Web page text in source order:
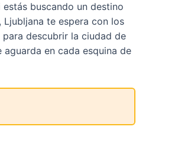
buscando un destino
te espera con los
descubrir la ciudad de
en cada esquina de